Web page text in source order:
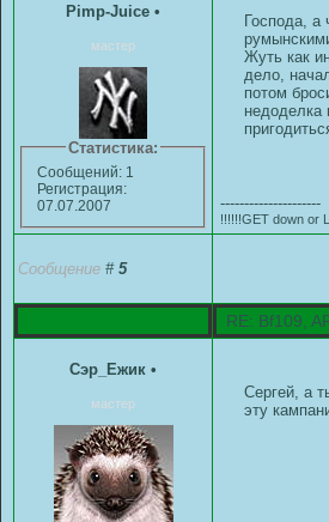
Pimp-Juice •
мастер
Статистика:
Сообщений: 1
Регистрация:
07.07.2007
Господа, а
Жуть как
дело,
потом
недоделка
---------------------
!!!!!!GET down or
Сообщение # 5
RE: Bf109,
Сэр_Ежик •
мастер
Сергей, а
эту